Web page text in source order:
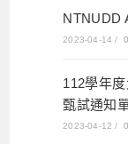
NTNUDD
2023-04-14 /
112學年
甄試通知
2023-04-12 /